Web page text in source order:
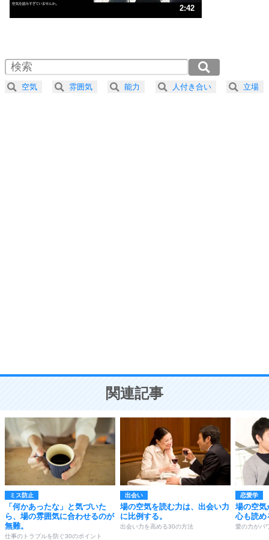
人生、なんとかなるもの。
気楽に生きる30の方法
4 器の大きい人は、怒りを優しさで表現する。
プラス思考
ことが大切。
2:42
2.0倍速 （318KB 1分21秒）
2.5倍速 （254KB 1分4秒）
3.0倍速 （212KB 54秒）
空気 雰囲気 能力 人付き合い 立場
関連記事
ミス防止
「何かあったな」と気づいた
ら、場の雰囲気に合わせるのが
無難。
仕事のトラブルを防ぐ30のポイント
出会い
場の空気を読む力は、出会い力
に比例する。
出会い力を高める30の方法
恋愛学
場の空気
心も読め
愛の力がパ